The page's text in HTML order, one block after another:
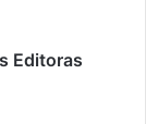
Editoras